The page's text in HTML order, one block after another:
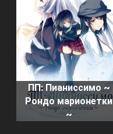
ПП: Пианиссимо ~
Рондо марионетки
~